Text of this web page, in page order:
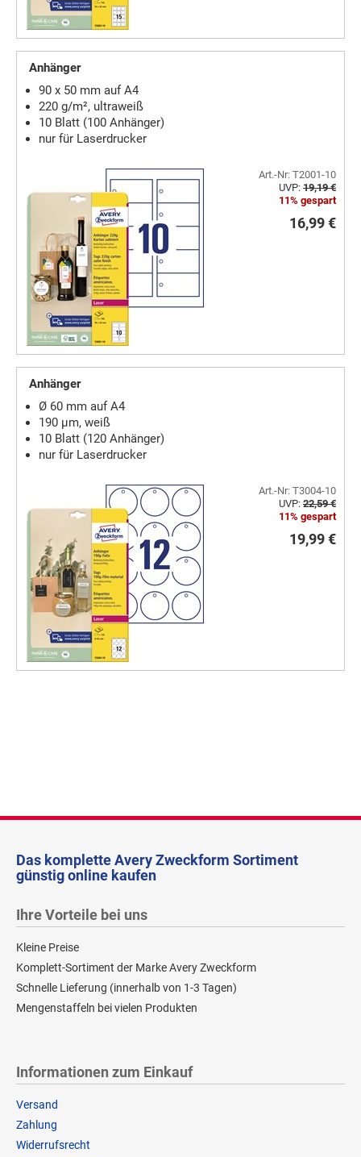
Anhänger
90 x 50 mm auf A4
220 g/m², ultraweiß
10 Blatt (100 Anhänger)
nur für Laserdrucker
Art.-Nr: T2001-10
UVP: 19,19 €
11% gespart
16,99 €
Anhänger
Ø 60 mm auf A4
190 µm, weiß
10 Blatt (120 Anhänger)
nur für Laserdrucker
Art.-Nr: T3004-10
UVP: 22,59 €
11% gespart
19,99 €
Das komplette Avery Zweckform Sortiment
günstig online kaufen
Ihre Vorteile bei uns
Kleine Preise
Komplett-Sortiment der Marke Avery Zweckform
Schnelle Lieferung (innerhalb von 1-3 Tagen)
Mengenstaffeln bei vielen Produkten
Informationen zum Einkauf
Versand
Zahlung
Widerrufsrecht